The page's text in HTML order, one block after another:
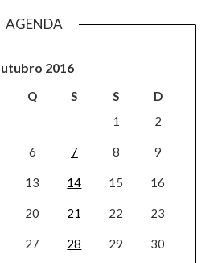
AGENDA
2016
Q S S
D
1
2
6 7 8 9
13 14 15 16
20 21 22 23
27 28 29 30